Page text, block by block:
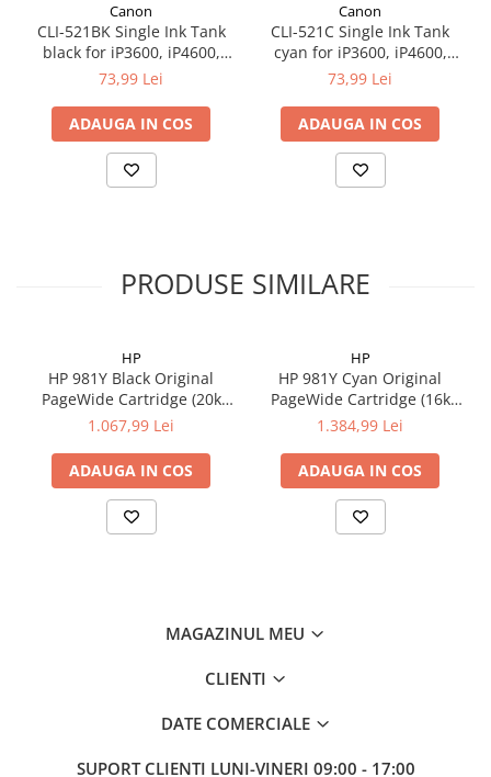
Canon
CLI-521BK Single Ink Tank
black for iP3600, iP4600,
MP540, MP620,
73,99 Lei
ADAUGA IN COS
Canon
CLI-521C Single Ink Tank
cyan for iP3600, iP4600,
MP540, MP620,
73,99 Lei
ADAUGA IN COS
PRODUSE SIMILARE
HP
HP 981Y Black Original
PageWide Cartridge (20k
pag)
1.067,99 Lei
ADAUGA IN COS
HP
HP 981Y Cyan Original
PageWide Cartridge (16k
pag)
1.384,99 Lei
ADAUGA IN COS
MAGAZINUL MEU
CLIENTI
DATE COMERCIALE
SUPORT CLIENTI LUNI-VINERI 09:00 - 17:00